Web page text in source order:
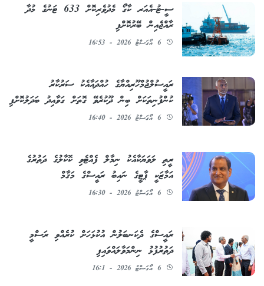
ސީ-ޓު-އެއަރ ކާގޯ މެދުވެރިކޮށް 633 ޓަނުގެ މުދާ
ރާއްޖެއިން ބޭރުކޮށްފި
6 އޯގަސްޓު 2026 - 16:53
ރައީސުލްޖުމްހޫރިއްޔާގެ ހުއްދައާއެކު ސަރުކާރު
ކުންފުނިތަކަށް ބިން ދޫކުރެވޭ ގޮތަށް ގަވާއިދު ބަދަލުކޮށްފި
6 އޯގަސްޓު 2026 - 16:40
ރީތި ލަވަޔަކާއެކު ނިމާލް ފެއްޓެވި ކޮކާލުގެ ދަތުރުގެ
އަމާޒަކީ ޕާޓީގެ ނައިބު ރައީސްގެ މަޤާމް
6 އޯގަސްޓު 2026 - 16:30
ރައީސްގެ ދެކަނބަލުން އުކުޅަހަށް ކުރެއްވި ރަސްމީ
ދަތުރުފުޅު ނިންމަވާލައްވައިފި
6 އޯގަސްޓު 2026 - 16:1